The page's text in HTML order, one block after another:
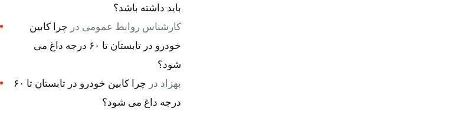
باید داشته باشد؟
کارشناس روابط عمومی در چرا کابین
خودرو در تابستان تا ۶۰ درجه داغ می
شود؟
بهزاد در
چرا کابین خودرو در تابستان تا ۶۰
درجه داغ می شود؟